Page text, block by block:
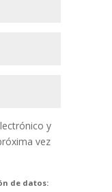
y
vez
de datos: